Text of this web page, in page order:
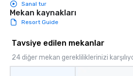
Sanal tur
Mekan kaynakları
Resort Guide
Tavsiye edilen mekanlar
24 diğer mekan gerekliliklerinizi